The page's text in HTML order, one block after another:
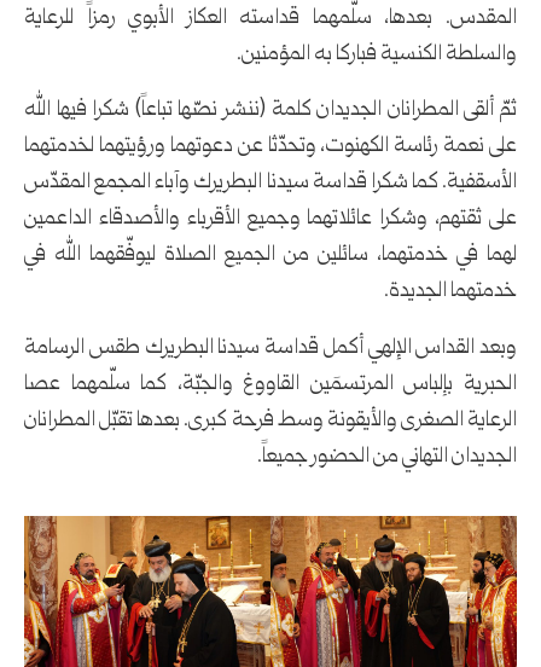
المقدس. بعدها، سلّمهما قداسته العكاز الأبوي رمزاً للرعاية
والسلطة الكنسية فباركا به المؤمنين.
ثمّ ألقى المطرانان الجديدان كلمة (ننشر نصّها تباعاً) شكرا فيها الله
على نعمة رئاسة الكهنوت، وتحدّثا عن دعوتهما ورؤيتهما لخدمتهما
الأسقفية. كما شكرا قداسة سيدنا البطريرك وآباء المجمع المقدّس
على ثقتهم، وشكرا عائلاتهما وجميع الأقرباء والأصدقاء الداعمين
لهما في خدمتهما، سائلين من الجميع الصلاة ليوفّقهما الله في
خدمتهما الجديدة.
وبعد القداس الإلهي أكمل قداسة سيدنا البطريرك طقس الرسامة
الحبرية بإلباس المرتسمَين القاووغ والجبّة، كما سلّمهما عصا
الرعاية الصغرى والأيقونة وسط فرحة كبرى. بعدها تقبّل المطرانان
الجديدان التهاني من الحضور جميعاً.